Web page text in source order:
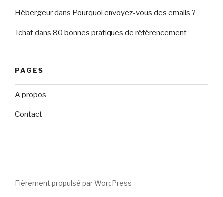
Hébergeurdans Pourquoi envoyez-vous des emails ?
Tchatdans 80 bonnes pratiques de référencement
PAGES
A propos
Contact
Fièrement propulsé par WordPress